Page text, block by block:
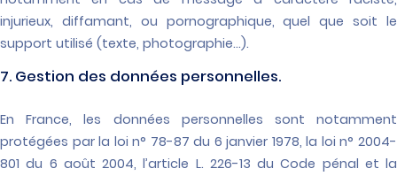
injurieux, diffamant, ou pornographique, quel que soit le
support utilisé (texte, photographie…).
7. Gestion des données personnelles.
En France, les données personnelles sont notamment
protégées par la loi n° 78-87 du 6 janvier 1978, la loi n° 2004-
801 du 6 août 2004, l’article L. 226-13 du Code pénal et la